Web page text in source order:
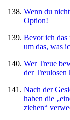
Wenn du
Option!
Bevor ich das
um das, was
Wer Treue
der Treulosen
Nach der
haben die
ziehen“